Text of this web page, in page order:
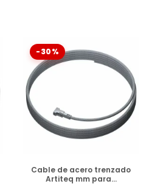
-30%
DISPONIBLE
Cable de acero trenzado
Artiteq mm para...